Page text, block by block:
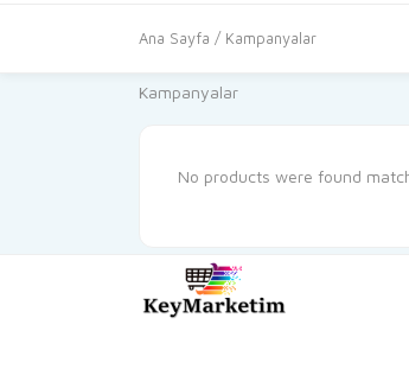
Ana Sayfa / Kampanyalar
Kampanyalar
No products were found